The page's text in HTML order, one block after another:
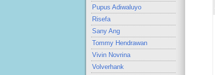
Pupus Adiwaluyo
Risefa
Sany Ang
Tommy Hendrawan
Vivin Novrina
Volverhank